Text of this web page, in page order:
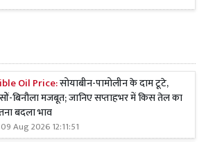
Oil Price:सोयाबीन-पामोलीन के दाम टूटे,
बिनौला मजबूत; जानिए सप्ताहभर में किस तेल का
बदला भाव
09 Aug 2026 12:11:51